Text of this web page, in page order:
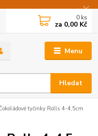
Menu
Hledat
0 ks
za 0,00 Kč
tyčinky Rolls 4-4,5cm